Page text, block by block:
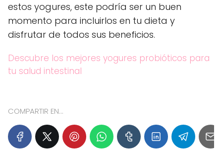
estos yogures, este podría ser un buen
momento para incluirlos en tu dieta y
disfrutar de todos sus beneficios.
Descubre los mejores yogures probióticos para
tu salud intestinal
COMPARTIR EN...